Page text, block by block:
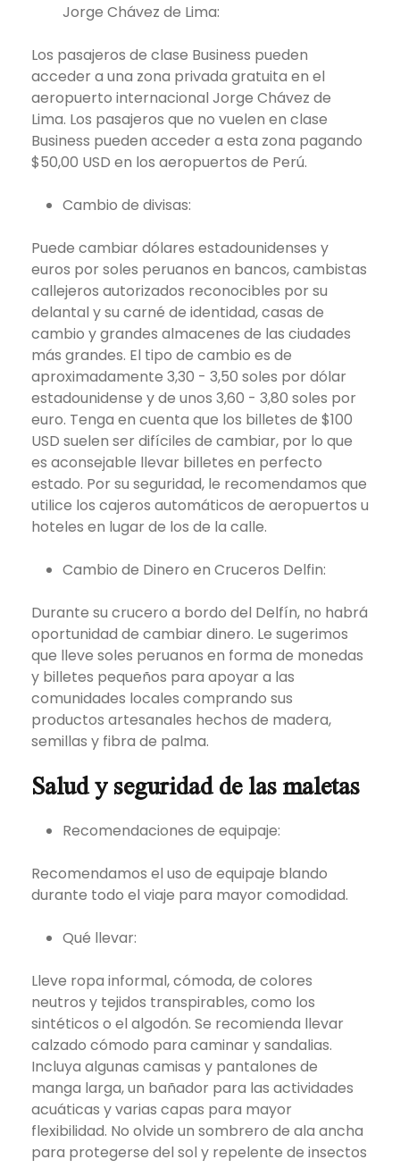
Jorge Chávez de Lima:
Los pasajeros de clase Business pueden
acceder a una zona privada gratuita en el
aeropuerto internacional Jorge Chávez de
Lima. Los pasajeros que no vuelen en clase
Business pueden acceder a esta zona pagando
$50,00 USD en los aeropuertos de Perú.
Cambio de divisas:
Puede cambiar dólares estadounidenses y
euros por soles peruanos en bancos, cambistas
callejeros autorizados reconocibles por su
delantal y su carné de identidad, casas de
cambio y grandes almacenes de las ciudades
más grandes. El tipo de cambio es de
aproximadamente 3,30 - 3,50 soles por dólar
estadounidense y de unos 3,60 - 3,80 soles por
euro. Tenga en cuenta que los billetes de $100
USD suelen ser difíciles de cambiar, por lo que
es aconsejable llevar billetes en perfecto
estado. Por su seguridad, le recomendamos que
utilice los cajeros automáticos de aeropuertos u
hoteles en lugar de los de la calle.
Cambio de Dinero en Cruceros Delfin:
Durante su crucero a bordo del Delfín, no habrá
oportunidad de cambiar dinero. Le sugerimos
que lleve soles peruanos en forma de monedas
y billetes pequeños para apoyar a las
comunidades locales comprando sus
productos artesanales hechos de madera,
semillas y fibra de palma.
Salud y seguridad de las maletas
Recomendaciones de equipaje:
Recomendamos el uso de equipaje blando
durante todo el viaje para mayor comodidad.
Qué llevar:
Lleve ropa informal, cómoda, de colores
neutros y tejidos transpirables, como los
sintéticos o el algodón. Se recomienda llevar
calzado cómodo para caminar y sandalias.
Incluya algunas camisas y pantalones de
manga larga, un bañador para las actividades
acuáticas y varias capas para mayor
flexibilidad. No olvide un sombrero de ala ancha
para protegerse del sol y repelente de insectos